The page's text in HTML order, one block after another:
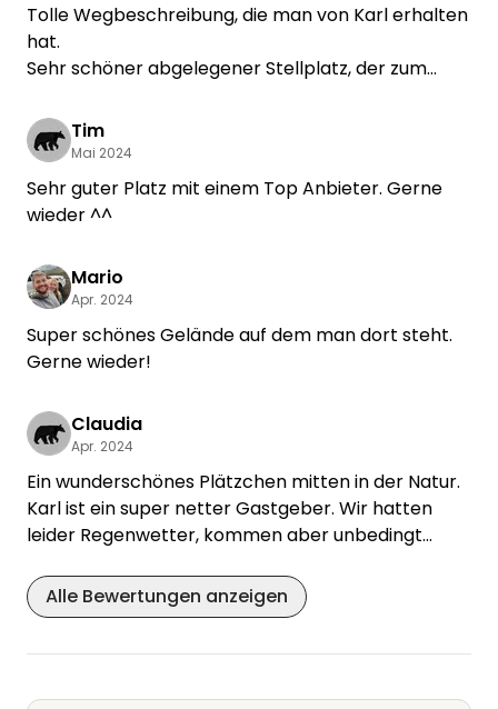
Tolle Wegbeschreibung, die man von Karl erhalten
hat.
Sehr schöner abgelegener Stellplatz, der zum
Kann man nur weiter empfehlen.
Tim
Mai 2024
Sehr guter Platz mit einem Top Anbieter. Gerne
wieder ^^
Mario
Apr. 2024
Super schönes Gelände auf dem man dort steht.
Gerne wieder!
Claudia
Apr. 2024
Ein wunderschönes Plätzchen mitten in der Natur.
Karl ist ein super netter Gastgeber. Wir hatten
leider Regenwetter, kommen aber unbedingt
Wetter ist unbedingt Allrad empfohlen. Wir hatten
uns festgefahren, aber Karl hat sich ganz lieb
Alle Bewertungen anzeigen